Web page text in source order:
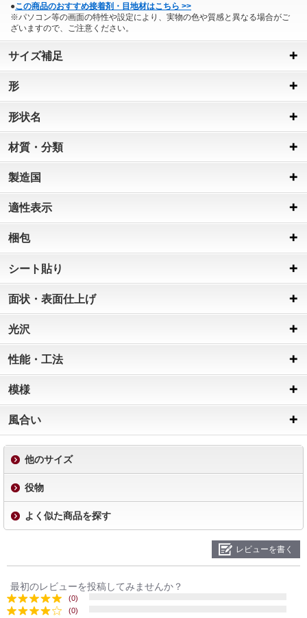
●この商品のおすすめ接着剤・目地材はこちら >>
※パソコン等の画面の特性や設定により、実物の色や質感と異なる場合がご
ざいますので、ご注意ください。
サイズ補足
形
形状名
材質・分類
製造国
適性表示
梱包
シート貼り
面状・表面仕上げ
光沢
性能・工法
模様
風合い
他のサイズ
役物
よく似た商品を探す
レビューを書く
最初のレビューを投稿してみませんか？
(0)
(0)